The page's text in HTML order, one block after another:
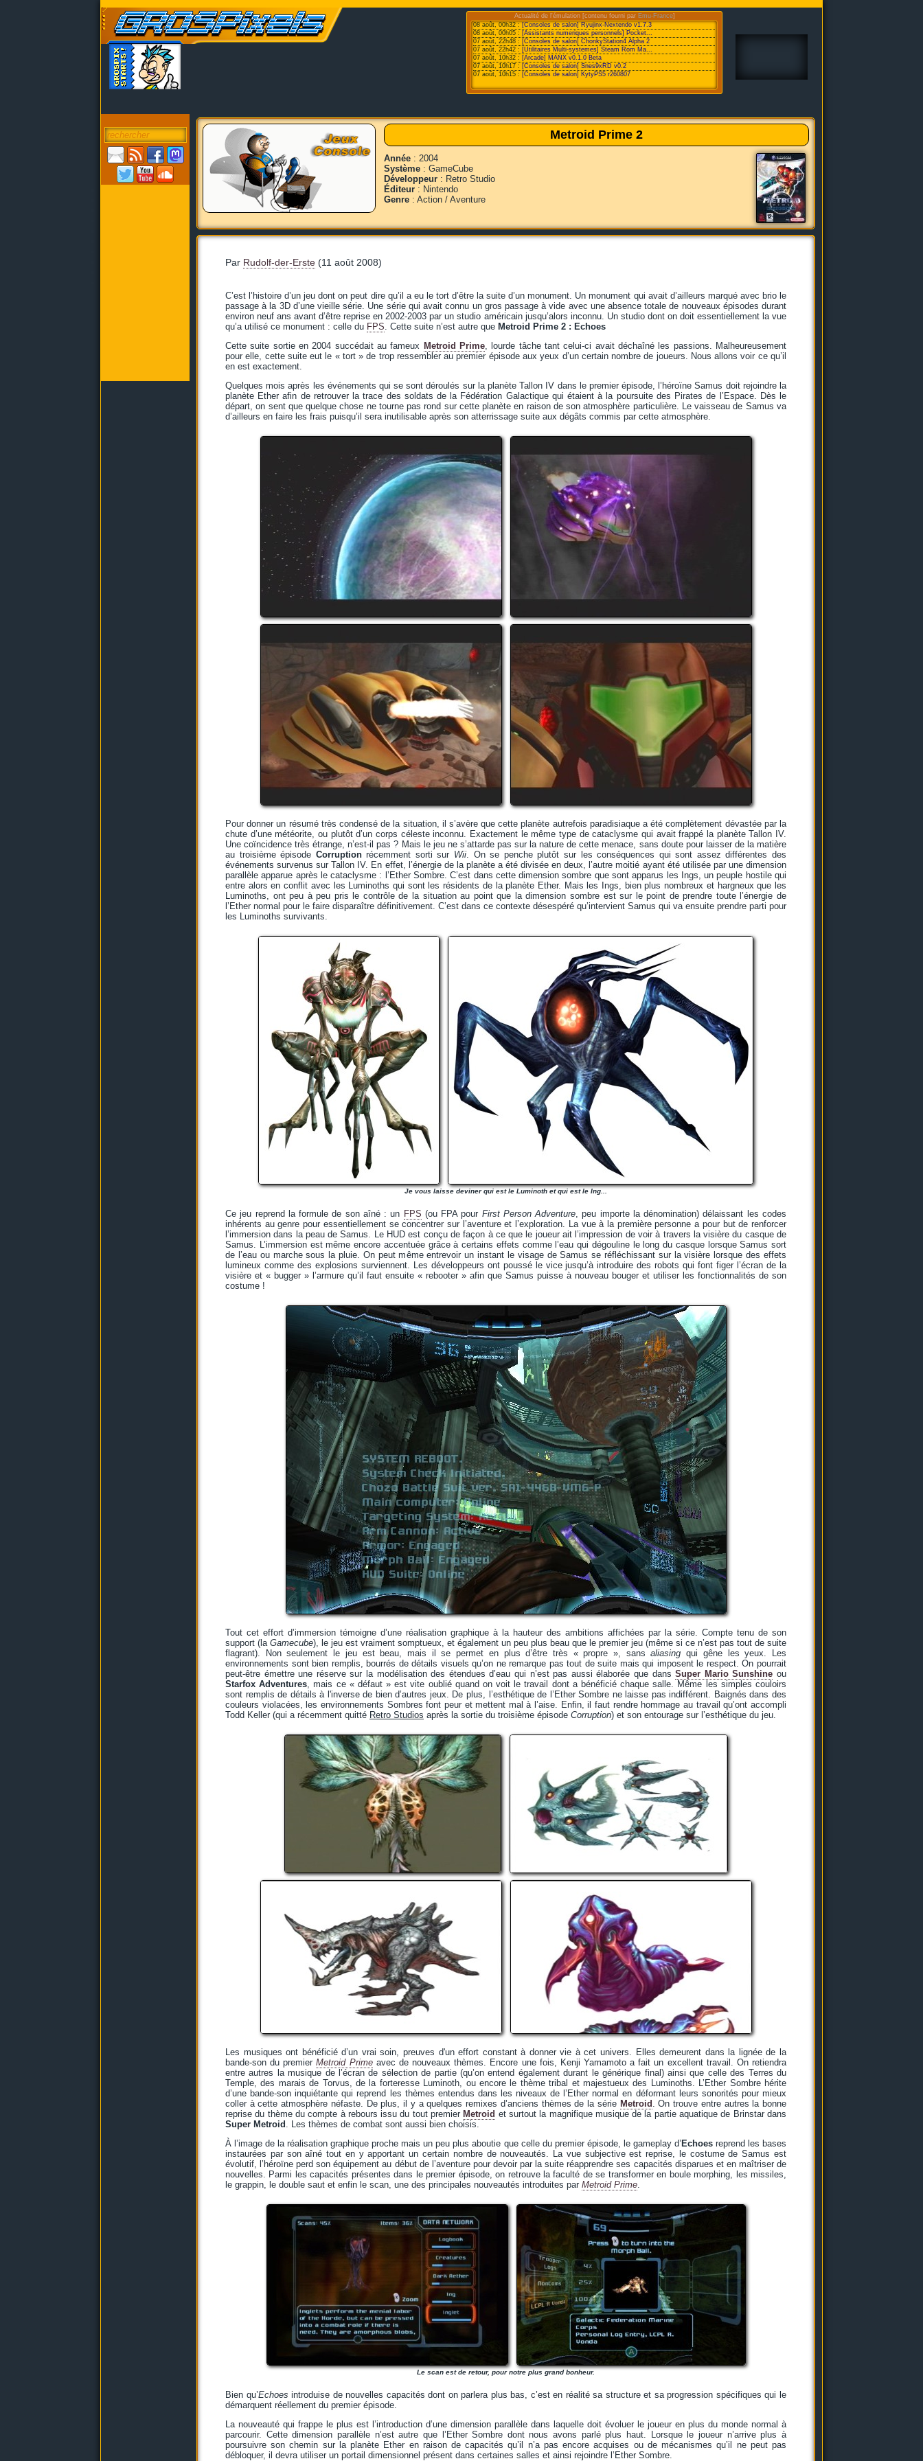
Actualité de l'émulation [contenu fourni par Emu-France]
08 août, 00h32 :[Consoles de salon] Ryujinx-Nextendo v1.7.3
08 août, 00h05 : [Assistants numeriques personnels] Pocket...
07 août, 22h48 : [Consoles de salon] ChonkyStation4 Alpha 2
07 août, 22h42 : [Utilitaires Multi-systemes] Steam Rom Ma...
07 août, 10h32 : [Arcade] MANX v0.1.0 Beta
07 août, 10h17 : [Consoles de salon] Snes9xRD v0.2
07 août, 10h15 : [Consoles de salon] KytyPS5 r260807
Metroid Prime 2
Année : 2004
Système : GameCube
Développeur : Retro Studio
Éditeur : Nintendo
Genre : Action / Aventure
Par Rudolf-der-Erste (11 août 2008)
C’est l’histoire d’un jeu dont on peut dire qu’il a eu le tort d’être la suite d’un monument. Un monument qui avait d’ailleurs marqué avec brio le
passage à la 3D d’une vieille série. Une série qui avait connu un gros passage à vide avec une absence totale de nouveaux épisodes durant
environ neuf ans avant d’être reprise en 2002-2003 par un studio américain jusqu’alors inconnu. Un studio dont on doit essentiellement la vue
qu’a utilisé ce monument : celle du FPS. Cette suite n’est autre que Metroid Prime 2 : Echoes
Cette suite sortie en 2004 succédait au fameux Metroid Prime, lourde tâche tant celui-ci avait déchaîné les passions. Malheureusement
pour elle, cette suite eut le « tort » de trop ressembler au premier épisode aux yeux d’un certain nombre de joueurs. Nous allons voir ce qu’il
en est exactement.
Quelques mois après les événements qui se sont déroulés sur la planète Tallon IV dans le premier épisode, l’héroïne Samus doit rejoindre la
planète Ether afin de retrouver la trace des soldats de la Fédération Galactique qui étaient à la poursuite des Pirates de l’Espace. Dès le
départ, on sent que quelque chose ne tourne pas rond sur cette planète en raison de son atmosphère particulière. Le vaisseau de Samus va
d’ailleurs en faire les frais puisqu’il sera inutilisable après son atterrissage suite aux dégâts commis par cette atmosphère.
Pour donner un résumé très condensé de la situation, il s’avère que cette planète autrefois paradisiaque a été complètement dévastée par la
chute d’une météorite, ou plutôt d’un corps céleste inconnu. Exactement le même type de cataclysme qui avait frappé la planète Tallon IV.
Une coïncidence très étrange, n’est-il pas ? Mais le jeu ne s’attarde pas sur la nature de cette menace, sans doute pour laisser de la matière
au troisième épisode Corruptionrécemment sorti sur Wii. On se penche plutôt sur les conséquences qui sont assez différentes des
événements survenus sur Tallon IV. En effet, l’énergie de la planète a été divisée en deux, l’autre moitié ayant été utilisée par une dimension
parallèle apparue après le cataclysme : l’Ether Sombre. C’est dans cette dimension sombre que sont apparus les Ings, un peuple hostile qui
entre alors en conflit avec les Luminoths qui sont les résidents de la planète Ether. Mais les Ings, bien plus nombreux et hargneux que les
Luminoths, ont peu à peu pris le contrôle de la situation au point que la dimension sombre est sur le point de prendre toute l’énergie de
l’Ether normal pour le faire disparaître définitivement. C’est dans ce contexte désespéré qu’intervient Samus qui va ensuite prendre parti pour
les Luminoths survivants.
Je vous laisse deviner qui est le Luminoth et qui est le Ing...
Ce jeu reprend la formule de son aîné : un FPS (ou FPA pour First Person Adventure, peu importe la dénomination) délaissant les codes
inhérents au genre pour essentiellement se concentrer sur l’aventure et l’exploration. La vue à la première personne a pour but de renforcer
l’immersion dans la peau de Samus. Le HUD est conçu de façon à ce que le joueur ait l’impression de voir à travers la visière du casque de
Samus. L’immersion est même encore accentuée grâce à certains effets comme l’eau qui dégouline le long du casque lorsque Samus sort
de l’eau ou marche sous la pluie. On peut même entrevoir un instant le visage de Samus se réfléchissant sur la visière lorsque des effets
lumineux comme des explosions surviennent. Les développeurs ont poussé le vice jusqu’à introduire des robots qui font figer l’écran de la
visière et « bugger » l’armure qu’il faut ensuite « rebooter » afin que Samus puisse à nouveau bouger et utiliser les fonctionnalités de son
costume !
Tout cet effort d’immersion témoigne d’une réalisation graphique à la hauteur des ambitions affichées par la série. Compte tenu de son
support (la Gamecube), le jeu est vraiment somptueux, et également un peu plus beau que le premier jeu (même si ce n’est pas tout de suite
flagrant). Non seulement le jeu est beau, mais il se permet en plus d’être très « propre », sansaliasing qui gêne les yeux. Les
environnements sont bien remplis, bourrés de détails visuels qu’on ne remarque pas tout de suite mais qui imposent le respect. On pourrait
peut-être émettre une réserve sur la modélisation des étendues d’eau qui n’est pas aussi élaborée que dansSuper Mario Sunshine ou
Starfox Adventures, mais ce « défaut » est vite oublié quand on voit le travail dont a bénéficié chaque salle. Même les simples couloirs
sont remplis de détails à l'inverse de bien d’autres jeux. De plus, l’esthétique de l’Ether Sombre ne laisse pas indifférent. Baignés dans des
couleurs violacées, les environnements Sombres font peur et mettent mal à l’aise. Enfin, il faut rendre hommage au travail qu’ont accompli
Todd Keller (qui a récemment quitté Retro Studios après la sortie du troisième épisode Corruption) et son entourage sur l’esthétique du jeu.
Les musiques ont bénéficié d’un vrai soin, preuves d'un effort constant à donner vie à cet univers. Elles demeurent dans la lignée de la
bande-son du premierMetroid Primeavec de nouveaux thèmes. Encore une fois, Kenji Yamamoto a fait un excellent travail. On retiendra
entre autres la musique de l’écran de sélection de partie (qu’on entend également durant le générique final) ainsi que celle des Terres du
Temple, des marais de Torvus, de la forteresse Luminoth, ou encore le thème tribal et majestueux des Luminoths. L’Ether Sombre hérite
d’une bande-son inquiétante qui reprend les thèmes entendus dans les niveaux de l’Ether normal en déformant leurs sonorités pour mieux
coller à cette atmosphère néfaste. De plus, il y a quelques remixes d’anciens thèmes de la série Metroid . On trouve entre autres la bonne
reprise du thème du compte à rebours issu du tout premier Metroid et surtout la magnifique musique de la partie aquatique de Brinstar dans
Super Metroid . Les thèmes de combat sont aussi bien choisis.
À l’image de la réalisation graphique proche mais un peu plus aboutie que celle du premier épisode, le gameplay d’ Echoesreprend les bases
instaurées par son aîné tout en y apportant un certain nombre de nouveautés. La vue subjective est reprise, le costume de Samus est
évolutif, l’héroïne perd son équipement au début de l’aventure pour devoir par la suite réapprendre ses capacités disparues et en maîtriser de
nouvelles. Parmi les capacités présentes dans le premier épisode, on retrouve la faculté de se transformer en boule morphing, les missiles,
le grappin, le double saut et enfin le scan, une des principales nouveautés introduites par Metroid Prime.
Le scan est de retour, pour notre plus grand bonheur.
Bien qu’Echoes introduise de nouvelles capacités dont on parlera plus bas, c’est en réalité sa structure et sa progression spécifiques qui le
démarquent réellement du premier épisode.
La nouveauté qui frappe le plus est l’introduction d’une dimension parallèle dans laquelle doit évoluer le joueur en plus du monde normal à
parcourir. Cette dimension parallèle n’est autre que l’Ether Sombre dont nous avons parlé plus haut. Lorsque le joueur n’arrive plus à
poursuivre son chemin sur la planète Ether en raison de capacités qu’il n’a pas encore acquises ou de mécanismes qu’il ne peut pas
débloquer, il devra utiliser un portail dimensionnel présent dans certaines salles et ainsi rejoindre l’Ether Sombre.